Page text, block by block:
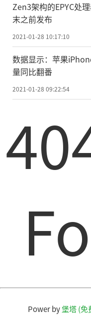
Zen3架构的EPYC处
末之前发布
2021-01-28 10:17:10
数据显示：苹果
量同比翻番
2021-01-28 09:22:54
Power by堡塔 (免